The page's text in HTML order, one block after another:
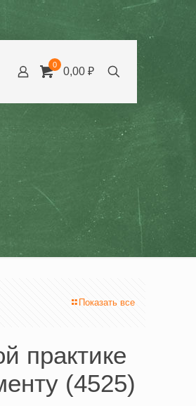
0
0,00 ₽
Показать все
практике
(4525)